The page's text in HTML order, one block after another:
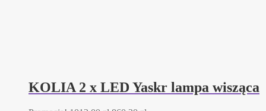
KOLIA 2 x LED Yaskr lampa wisząca